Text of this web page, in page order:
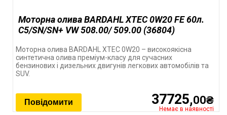
Моторна олива BARDAHL XTEC 0W20 FE 60л.
C5/SN/SN+ VW 508.00/ 509.00 (36804)
Моторна олива BARDAHL XTEC 0W20 – високоякісна
синтетична олива преміум-класу для сучасних
бензинових і дизельних двигунів легкових автомобілів та
SUV.
37725,00₴
Немає в наявності
Повідомити